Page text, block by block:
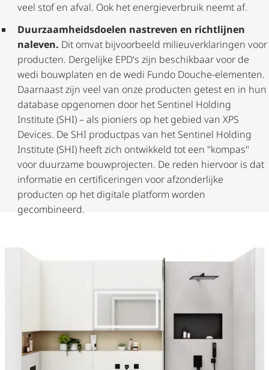
veel stof en afval. Ook het ener­gie­ver­bruik neemt af.
Duur­zaam­heids­doelen nastreven en richtlijnen
naleven. Dit omvat bijvoorbeeld mili­eu­ver­kla­ringen voor
producten. Dergelijke EPD's zijn beschikbaar voor de
wedi bouwplaten en de wedi Fundo Douche-elementen.
Daarnaast zijn veel van onze producten getest en in hun
database opgenomen door het Sentinel Holding
Institute (SHI) – als pioniers op het gebied van XPS
Devices. De SHI productpas van het Sentinel Holding
Institute (SHI) heeft zich ontwikkeld tot een "kompas"
voor duurzame bouwprojecten. De reden hiervoor is dat
informatie en certi­fi­ce­ringen voor afzonderlijke
producten op het digitale platform worden
gecombineerd.